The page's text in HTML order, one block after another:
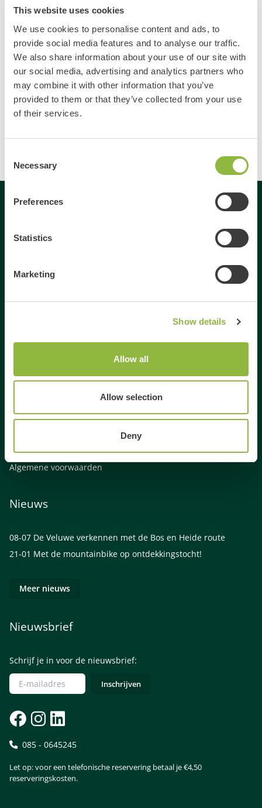
This website uses cookies
We use cookies to personalise content and ads, to
provide social media features and to analyse our traffic.
We also share information about your use of our site with
our social media, advertising and analytics partners who
may combine it with other information that you’ve
provided to them or that they’ve collected from your use
of their services.
Selection
Necessary
Preferences
Statistics
Marketing
Show details
Allow all
Allow selection
Deny
Opmerking
Dagje weg
Activiteiten Gelderland
Gezinsuitje Veluwe
Bedrijfsuitje Gelderland
Algemene voorwaarden
Nieuws
08-07 De Veluwe verkennen met de Bos en Heide route
21-01 Met de mountainbike op ontdekkingstocht!
Meer nieuws
Nieuwsbrief
Schrijf je in voor de nieuwsbrief:
085 - 0645245
Let op: voor een telefonische reservering betaal je €4,50
reserveringskosten.